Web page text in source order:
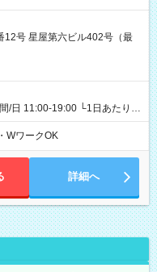
12号 星屋第六ビル402号（最
/日 11:00-19:00 └1日あたりの
内であれば、いつでも勤務可
な曜日でご勤務いただけま
き方が可能なお仕事です！
WワークOK
詳細へ